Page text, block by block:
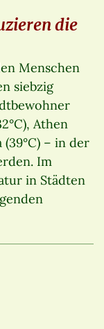
die
Menschen
siebzig
Athen
(39°C) – in der
Im
in Städten